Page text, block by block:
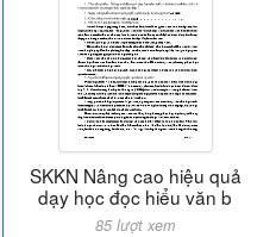
SKKN Nâng cao hiệu quả
dạy học đọc hiểu văn b
85 lượt xem